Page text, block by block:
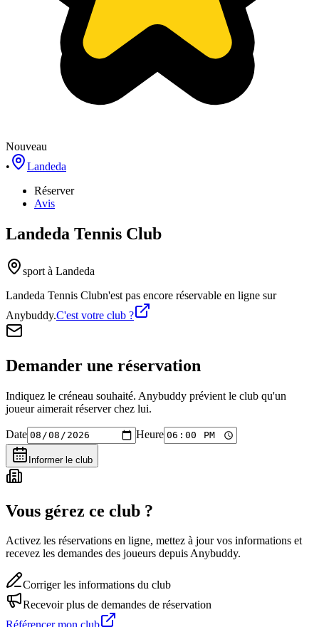
Nouveau
•
Landeda
Réserver
Avis
Landeda Tennis Club
sport à Landeda
Landeda Tennis Clubn'est pas encore réservable en ligne sur
Anybuddy.C'est votre club ?
Demander une réservation
Indiquez le créneau souhaité. Anybuddy prévient le club qu'un
joueur aimerait réserver chez lui.
Date Heure
Informer le club
Vous gérez ce club ?
Activez les réservations en ligne, mettez à jour vos informations et
recevez les demandes des joueurs depuis Anybuddy.
Corriger les informations du club
Recevoir plus de demandes de réservation